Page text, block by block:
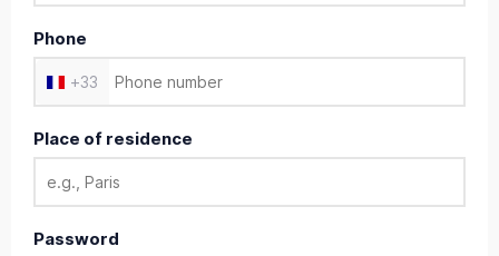
Phone
+33
Place of residence
Password